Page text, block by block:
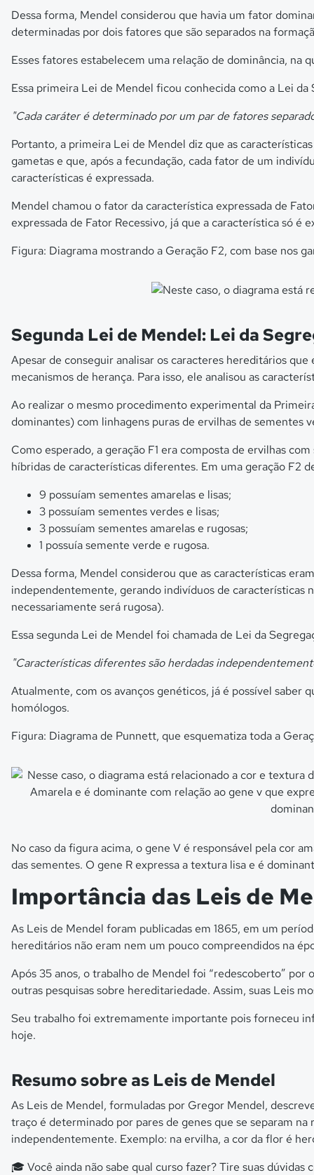
Dessa forma, Mendel considerou que havia um fator
determinadas por dois fatores que são separados na
Esses fatores estabelecem uma relação de dominância, na
Essa primeira Lei de Mendel ficou conhecida como a Lei
"Cada caráter é determinado por um par de fatores
Portanto, a primeira Lei de Mendel diz que as
gametas e que, após a fecundação, cada fator de um
características é expressada.
Mendel chamou o fator da característica expressada de
expressada de Fator Recessivo, já que a característica só é
Figura: Diagrama mostrando a Geração F2, com base nos
Segunda Lei de Mendel: Lei da
Apesar de conseguir analisar os caracteres hereditários
mecanismos de herança. Para isso, ele analisou as
Ao realizar o mesmo procedimento experimental da
dominantes) com linhagens puras de ervilhas de sementes
Como esperado, a geração F1 era composta de ervilhas
híbridas de características diferentes. Em uma geração F2
9 possuíam sementes amarelas e lisas;
3 possuíam sementes verdes e lisas;
3 possuíam sementes amarelas e rugosas;
1 possuía semente verde e rugosa.
Dessa forma, Mendel considerou que as características
independentemente, gerando indivíduos de características
necessariamente será rugosa).
Essa segunda Lei de Mendel foi chamada de Lei da
"Características diferentes são herdadas
Atualmente, com os avanços genéticos, já é possível saber
homólogos.
Figura: Diagrama de Punnett, que esquematiza toda a
No caso da figura acima, o gene V é responsável pela cor
das sementes. O gene R expressa a textura lisa e é
Importância das Leis de
As Leis de Mendel foram publicadas em 1865, em um
hereditários não eram nem um pouco compreendidos na
Após 35 anos, o trabalho de Mendel foi “redescoberto”
outras pesquisas sobre hereditariedade. Assim, suas Leis
Seu trabalho foi extremamente importante pois forneceu
hoje.
Resumo sobre as Leis de Mendel
As Leis de Mendel, formuladas por Gregor Mendel,
traço é determinado por pares de genes que se separam
independentemente. Exemplo: na ervilha, a cor da flor é
🎓 Você ainda não sabe qual curso fazer? Tire suas dúvidas